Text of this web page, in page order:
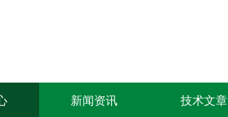
新闻资讯 技术文章